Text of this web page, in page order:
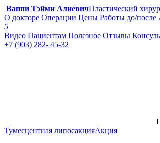
Ваппи Тэйми АлиевичПластический
О докторе Операции Цены Работы до/после
5
Видео Пациентам Полезное Отзывы
+7 (903) 282- 45-32
Тумесцентная липосакцияАкция